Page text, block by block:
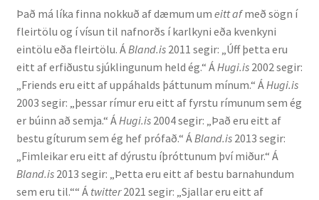
Önnur ritverk
Ritrýndar greinar
Óritrýnt fræðilegt efni
Málfarspistlar
Fræðilegir fyrirlestrar
Það má líka finna nokkuð af dæmum um eitt afmeð sögn í
fleirtölu og í vísun til nafnorðs í karlkyni eða kvenkyni
eintölu eða fleirtölu. ÁBland.is 2011 segir: „Úff þetta eru
eitt af erfiðustu sjúklingunum held ég.“ ÁHugi.is 2002 segir:
„Friends eru eitt af uppáhalds þáttunum mínum.“ ÁHugi.is
2003 segir: „þessar rímur eru eitt af fyrstu rímunum sem ég
er búinn að semja.“ ÁHugi.is 2004 segir: „Það eru eitt af
bestu gíturum sem ég hef prófað.“ ÁBland.is 2013 segir:
„Fimleikar eru eitt af dýrustu íþróttunum því miður.“ Á
Bland.is 2013 segir: „Þetta eru eitt af bestu barnahundum
sem eru til.““ Á twitter2021 segir: „Sjallar eru eitt af